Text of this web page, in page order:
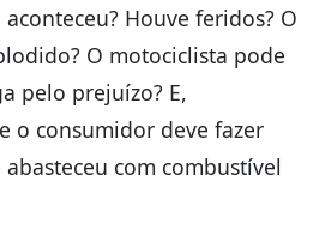
Houve feridos? O
O motociclista pode
pelo prejuízo? E,
o consumidor deve fazer
com combustível